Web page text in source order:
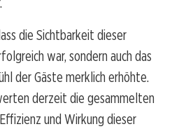
die Sichtbarkeit dieser
war, sondern auch das
der Gäste merklich erhöhte.
derzeit die gesammelten
und Wirkung dieser